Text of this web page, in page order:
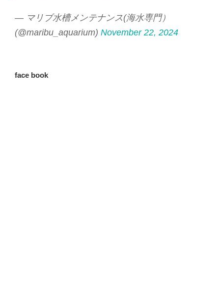
— マリブ水槽メンテナンス(海水専門）
(@maribu_aquarium) November 22, 2024
face book